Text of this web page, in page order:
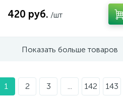
420 руб. /шт
Показать больше товаров
1 2 3 ... 142 143